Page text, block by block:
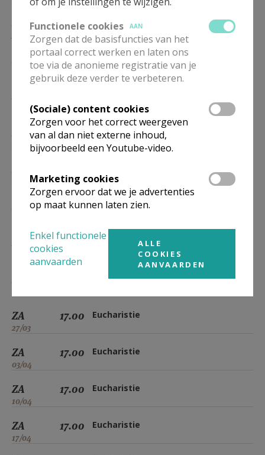
30/01
17.00 Eucharistie
06/02
17.00 Eucharistie
20/02
17.00 Eucharistie
27/02
17.00 Eucharistie
17.00 Eucharistie
Eucharistie
ZA
27/03
17.00 Eucharistie
ZA
03/04
17.00 Eucharistie
ZA
10/04
17.00 Eucharistie
ZA
17/04
17.00 Eucharistie
Functionele cookies
AAN
Zorgen dat de basisfuncties van het
portaal correct werken en laten ons
toe via de anonieme registratie van je
gebruik deze verder te verbeteren.
(Sociale) content cookies
Zorgen voor het correct weergeven
van al dan niet externe inhoud,
bijvoorbeeld een Youtube-video.
Marketing cookies
Zorgen ervoor dat we je advertenties
op maat kunnen laten zien.
Enkel functionele
cookies
aanvaarden
ALLE
COOKIES
AANVAARDEN